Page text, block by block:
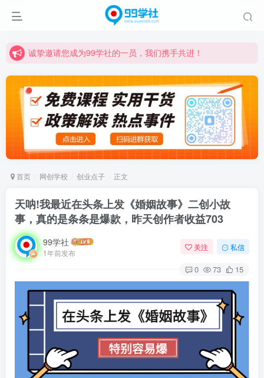
诚挚邀请您成为99学社的一员，我们携手共进！
诚挚邀请您成为99学社的一员，我们携手共进！
学习路上不孤独，99学社与你同行！分享全网优质VIP资源，炒股教程、创业教程、网络营销教程、自媒体短视频教程等，长期更新各大精品创业项目！
首页 网创学校 创业点子 正文
天呐!我最近在头条上发《婚姻故事》二创小故
事，真的是条条是爆款，昨天创作者收益703
99学社
1年前发布
关注 私信
0 73 15